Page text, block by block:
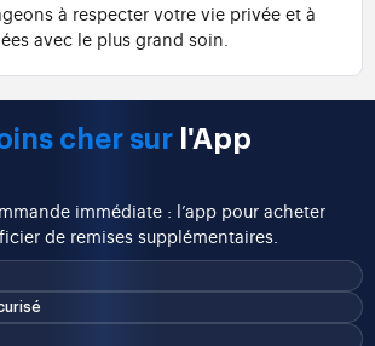
à respecter votre vie privée et à
avec le plus grand soin.
cher sur l'App
immédiate : l’app pour acheter
de remises supplémentaires.